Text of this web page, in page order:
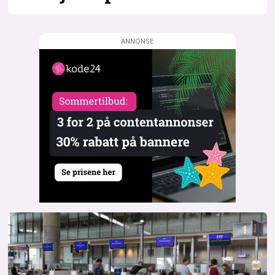
mørk modus
nyhetsbrev
kode24-klubben
LinkedIn
Bluesky
Facebook
annonsepriser
annonseguide
suksesshistorier